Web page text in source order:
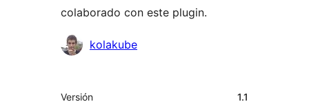
colaborado con este plugin.
Colaboradores
kolakube
Meta
Versión 1.1